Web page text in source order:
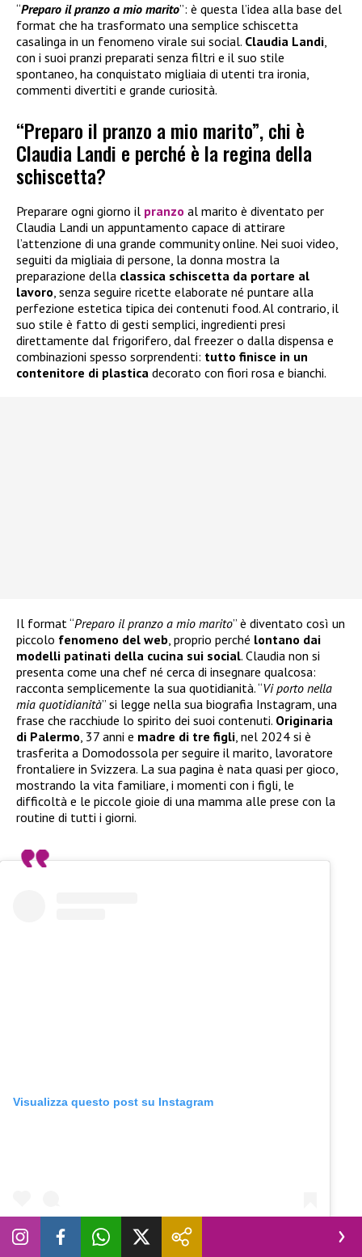
“Preparo il pranzo a mio marito”: è questa l’idea alla base del
format che ha trasformato una semplice schiscetta
casalinga in un fenomeno virale sui social. Claudia Landi,
con i suoi pranzi preparati senza filtri e il suo stile
spontaneo, ha conquistato migliaia di utenti tra ironia,
commenti divertiti e grande curiosità.
“Preparo il pranzo a mio marito”, chi è
Claudia Landi e perché è la regina della
schiscetta?
Preparare ogni giorno il pranzo al marito è diventato per
Claudia Landi un appuntamento capace di attirare
l’attenzione di una grande community online. Nei suoi video,
seguiti da migliaia di persone, la donna mostra la
preparazione della classica schiscetta da portare al
lavoro, senza seguire ricette elaborate né puntare alla
perfezione estetica tipica dei contenuti food. Al contrario, il
suo stile è fatto di gesti semplici, ingredienti presi
direttamente dal frigorifero, dal freezer o dalla dispensa e
combinazioni spesso sorprendenti: tutto finisce in un
contenitore di plastica decorato con fiori rosa e bianchi.
Il format “Preparo il pranzo a mio marito” è diventato così un
piccolo fenomeno del web, proprio perché lontano dai
modelli patinati della cucina sui social. Claudia non si
presenta come una chef né cerca di insegnare qualcosa:
racconta semplicemente la sua quotidianità. “Vi porto nella
mia quotidianità” si legge nella sua biografia Instagram, una
frase che racchiude lo spirito dei suoi contenuti. Originaria
di Palermo, 37 anni e madre di tre figli, nel 2024 si è
trasferita a Domodossola per seguire il marito, lavoratore
frontaliere in Svizzera. La sua pagina è nata quasi per gioco,
mostrando la vita familiare, i momenti con i figli, le
difficoltà e le piccole gioie di una mamma alle prese con la
routine di tutti i giorni.
Visualizza questo post su Instagram